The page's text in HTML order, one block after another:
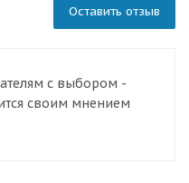
Оставить отзыв
с выбором -
своим мнением